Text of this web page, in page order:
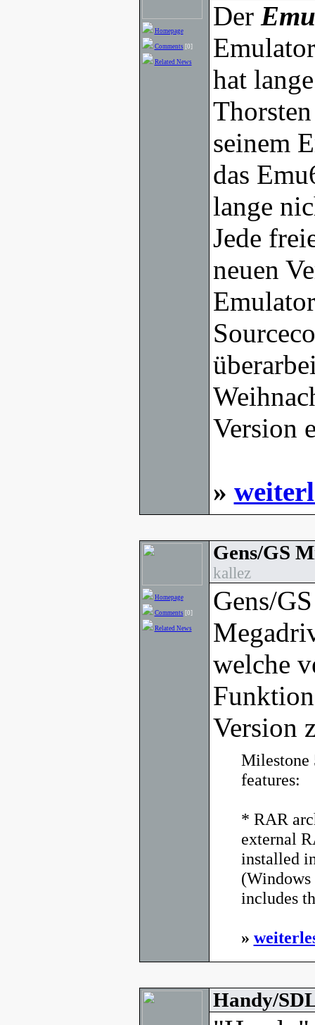
Homepage
Comments [0]
Related News
Der
hat
seinem
das
lange
Jede
neuen
Version
»
Homepage
Comments [0]
Related News
Gens/GS
kallez
Gens/
welche
Version
Milestone
features:
* RAR
external
installed
includes
»
Handy/